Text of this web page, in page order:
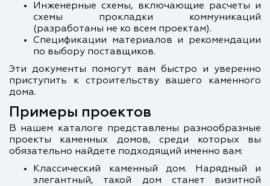
Инженерные схемы, включающие расчеты и
схемы прокладки коммуникаций
(разработаны не ко всем проектам).
Спецификации материалов и рекомендации
по выбору поставщиков.
Эти документы помогут вам быстро и уверенно
приступить к строительству вашего каменного
дома.
Примеры проектов
В нашем каталоге представлены разнообразные
проекты каменных домов, среди которых вы
обязательно найдете подходящий именно вам:
Классический каменный дом. Нарядный и
элегантный, такой дом станет визитной